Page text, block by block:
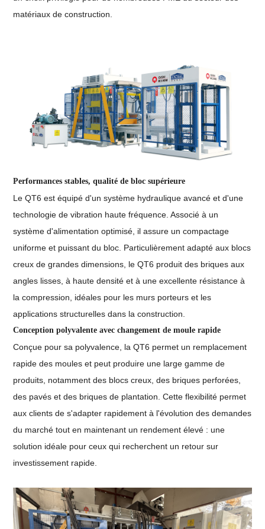
matériaux de construction.
Performances stables, qualité de bloc supérieure
Le QT6 est équipé d'un système hydraulique avancé et d'une
technologie de vibration haute fréquence. Associé à un
système d'alimentation optimisé, il assure un compactage
uniforme et puissant du bloc. Particulièrement adapté aux blocs
creux de grandes dimensions, le QT6 produit des briques aux
angles lisses, à haute densité et à une excellente résistance à
la compression, idéales pour les murs porteurs et les
applications structurelles dans la construction.
Conception polyvalente avec changement de moule rapide
Conçue pour sa polyvalence, la QT6 permet un remplacement
rapide des moules et peut produire une large gamme de
produits, notamment des blocs creux, des briques perforées,
des pavés et des briques de plantation. Cette flexibilité permet
aux clients de s'adapter rapidement à l'évolution des demandes
du marché tout en maintenant un rendement élevé : une
solution idéale pour ceux qui recherchent un retour sur
investissement rapide.